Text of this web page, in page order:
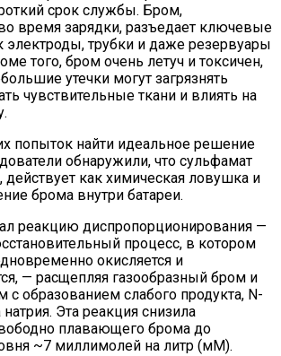
срок службы. Бром,
время зарядки, разъедает ключевые
электроды, трубки и даже резервуары
того, бром очень летуч и токсичен,
утечки могут загрязнять
чувствительные ткани и влиять на
попыток найти идеальное решение
обнаружили, что сульфамат
действует как химическая ловушка и
брома внутри батареи.
реакцию диспропорционирования —
процесс, в котором
окисляется и
— расщепляя газообразный бром и
с образованием слабого продукта, N-
Эта реакция снизила
плавающего брома до
~7 миллимолей на литр (мМ).